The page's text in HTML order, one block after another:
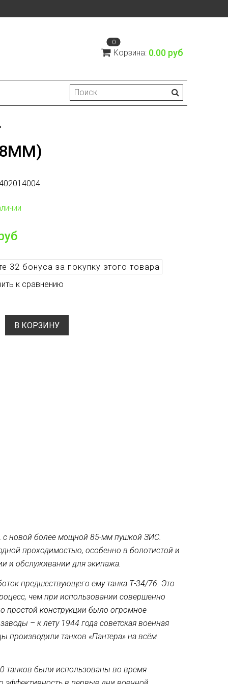
0
Корзина: 0.00 руб
32 бонуса за покупку этого товара
к сравнению
В КОРЗИНУ
с новой более мощной 85-мм пушкой ЗИС.
проходимостью, особенно в болотистой и
и обслуживании для экипажа.
предшествующего ему танка Т-34/76. Это
чем при использовании совершенно
простой конструкции было огромное
– к лету 1944 года советская военная
производили танков «Пантера» на всём
танков были использованы во время